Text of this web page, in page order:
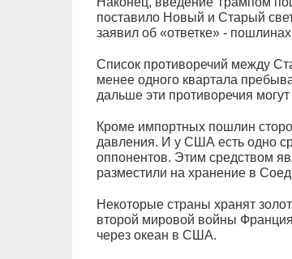
поставило Новый и Старый
заявил об «ответке» -
Список противоречий между
менее одного квартала
дальше эти противоречия могут
Кроме импортных пошлин
давления. И у США есть одно
оппонентов. Этим средством
разместили на хранение в
Некоторые страны хранят
второй мировой войны Франция
через океан в США.